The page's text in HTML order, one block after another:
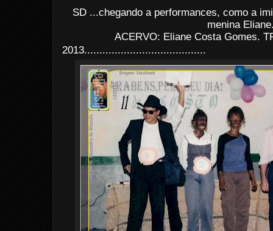
SD ...chegando a performances, como a
menina
ACERVO: Eliane Costa Gomes.
2013........................................